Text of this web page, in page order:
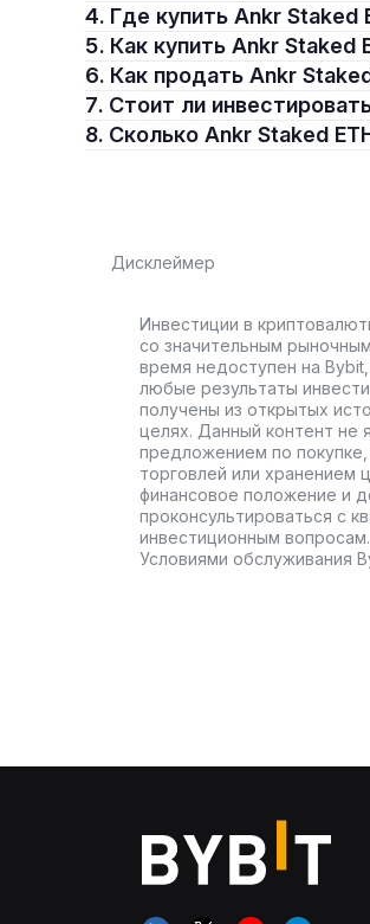
4. Где купить Ankr Staked
5. Как купить Ankr Staked
6. Как продать Ankr
7. Стоит ли
8. Сколько Ankr Staked
Дисклеймер
Инвестиции в
со значительным
время недоступен на
любые результаты
получены из открытых
целях. Данный контент не
предложением по
торговлей или хранением
финансовое положение и
проконсультироваться с
инвестиционным
Условиями обслуживания